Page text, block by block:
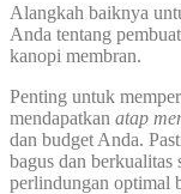
Alangkah baiknya
Anda tentang
kanopi membran.
Penting untuk
mendapatkan atap
dan budget Anda.
bagus dan berkualitas
perlindungan optimal